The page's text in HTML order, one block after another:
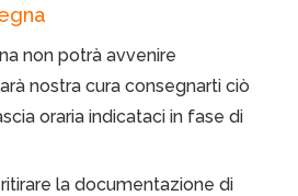
non potrà avvenire
nostra cura consegnarti ciò
oraria indicataci in fase di
la documentazione di